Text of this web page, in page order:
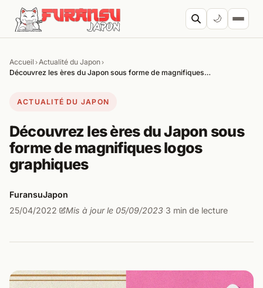
Aller au contenu
🌙
Accueil ›Actualité du Japon›
Découvrez les ères du Japon sous forme de magnifiques…
ACTUALITÉ DU JAPON
Découvrez les ères du Japon sous
forme de magnifiques logos
graphiques
FuransuJapon
25/04/2022· Mis à jour le 05/09/2023· 3 min de lecture